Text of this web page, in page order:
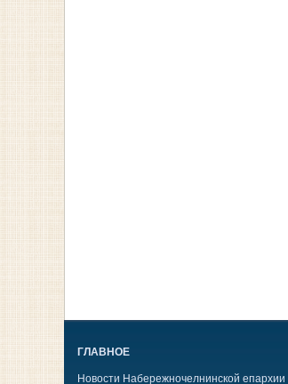
ГЛАВНОЕ
Новости Набережночелнинской епархии